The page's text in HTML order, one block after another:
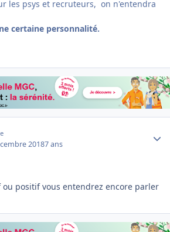
les psys et recruteurs, on n'entendra
certaine personnalité.
20187 ans
positif vous entendrez encore parler